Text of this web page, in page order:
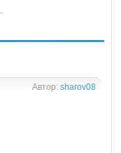
Автор:sharov08